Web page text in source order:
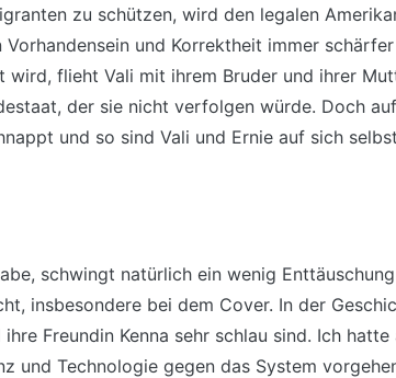
zu schützen, wird den legalen
und Korrektheit immer
flieht Vali mit ihrem Bruder und ihrer
der sie nicht verfolgen würde. Doch
und so sind Vali und Ernie auf sich
schwingt natürlich ein wenig
insbesondere bei dem Cover. In der
Freundin Kenna sehr schlau sind. Ich
und Technologie gegen das System